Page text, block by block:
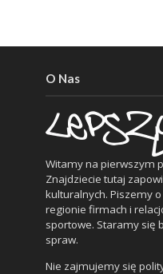
O Nas
Witamy na pierwszym
Znajdziecie tutaj
kulturalnych. Piszemy
regionie firmach i
sportowe. Staramy się
spraw.
Nie zajmujemy się